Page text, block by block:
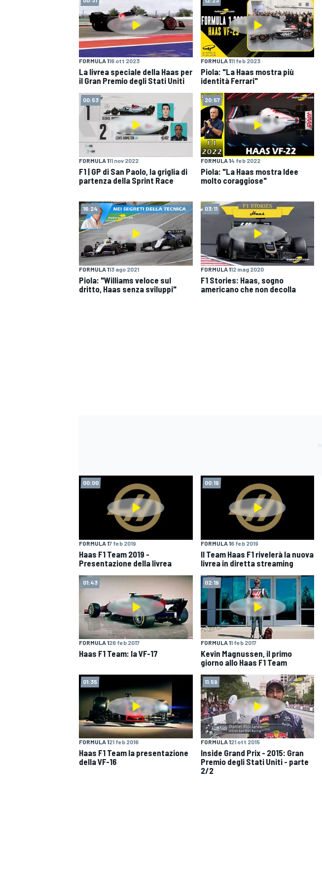
MONOPOSTO
ENDURANCE/GT
FORMULA 116 ott 2023
La livrea speciale della Haas per
il Gran Premio degli Stati Uniti
FORMULA 111 feb 2023
Piola: "La Haas mostra più
identità Ferrari"
00:53
FORMULA 111 nov 2022
F1 | GP di San Paolo, la griglia di
partenza della Sprint Race
20:57
FORMULA 14 feb 2022
Piola: "La Haas mostra Idee
molto coraggiose"
16:24
FORMULA 113 ago 2021
Piola: "Williams veloce sul
dritto, Haas senza sviluppi"
03:11
FORMULA 112 mag 2020
F1 Stories: Haas, sogno
americano che non decolla
00:00
FORMULA 17 feb 2019
Haas F1 Team 2019 -
Presentazione della livrea
00:19
FORMULA 16 feb 2019
Il Team Haas F1 rivelerà la nuova
livrea in diretta streaming
01:43
FORMULA 126 feb 2017
Haas F1 Team: la VF-17
02:19
FORMULA 11 feb 2017
Kevin Magnussen, il primo
giorno allo Haas F1 Team
01:35
FORMULA 121 feb 2016
Haas F1 Team la presentazione
della VF-16
11:59
FORMULA 121 ott 2015
Inside Grand Prix - 2015: Gran
Premio degli Stati Uniti - parte
2/2